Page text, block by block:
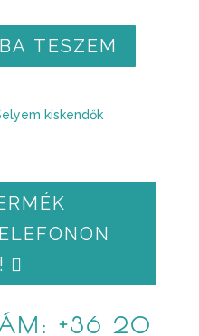
TESZEM
kiskendők
+36 20